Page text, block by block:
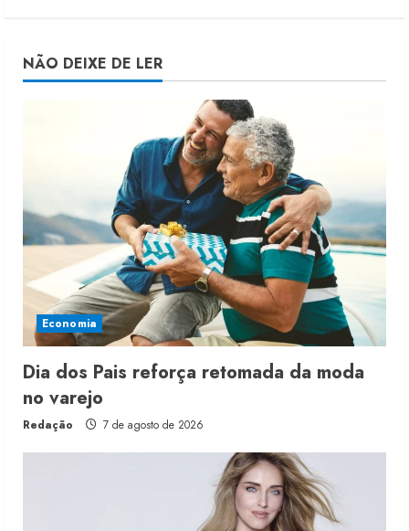
NÃO DEIXE DE LER
Economia
Dia dos Pais reforça retomada da moda
no varejo
Redação 7 de agosto de 2026